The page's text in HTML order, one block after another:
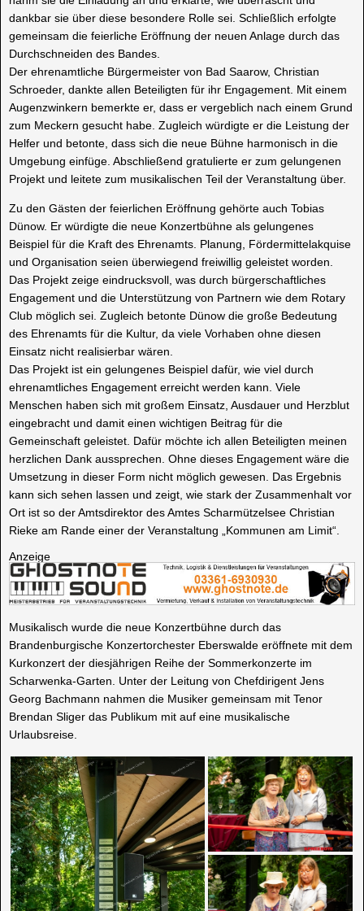
dankbar sie über diese besondere Rolle sei. Schließlich erfolgte
gemeinsam die feierliche Eröffnung der neuen Anlage durch das
Durchschneiden des Bandes.
Der ehrenamtliche Bürgermeister von Bad Saarow, Christian
Schroeder, dankte allen Beteiligten für ihr Engagement. Mit einem
Augenzwinkern bemerkte er, dass er vergeblich nach einem Grund
zum Meckern gesucht habe. Zugleich würdigte er die Leistung der
Helfer und betonte, dass sich die neue Bühne harmonisch in die
Umgebung einfüge. Abschließend gratulierte er zum gelungenen
Projekt und leitete zum musikalischen Teil der Veranstaltung über.
Zu den Gästen der feierlichen Eröffnung gehörte auch Tobias
Dünow. Er würdigte die neue Konzertbühne als gelungenes
Beispiel für die Kraft des Ehrenamts. Planung, Fördermittelakquise
und Organisation seien überwiegend freiwillig geleistet worden.
Das Projekt zeige eindrucksvoll, was durch bürgerschaftliches
Engagement und die Unterstützung von Partnern wie dem Rotary
Club möglich sei. Zugleich betonte Dünow die große Bedeutung
des Ehrenamts für die Kultur, da viele Vorhaben ohne diesen
Einsatz nicht realisierbar wären.
Das Projekt ist ein gelungenes Beispiel dafür, wie viel durch
ehrenamtliches Engagement erreicht werden kann. Viele
Menschen haben sich mit großem Einsatz, Ausdauer und Herzblut
eingebracht und damit einen wichtigen Beitrag für die
Gemeinschaft geleistet. Dafür möchte ich allen Beteiligten meinen
herzlichen Dank aussprechen. Ohne dieses Engagement wäre die
Umsetzung in dieser Form nicht möglich gewesen. Das Ergebnis
kann sich sehen lassen und zeigt, wie stark der Zusammenhalt vor
Ort ist so der Amtsdirektor des Amtes Scharmützelsee Christian
Rieke am Rande einer der Veranstaltung „Kommunen am Limit“.
Anzeige
Musikalisch wurde die neue Konzertbühne durch das
Brandenburgische Konzertorchester Eberswalde eröffnete mit dem
Georg Bachmann nahmen die Musiker gemeinsam mit Tenor
Brendan Sliger das Publikum mit auf eine musikalische